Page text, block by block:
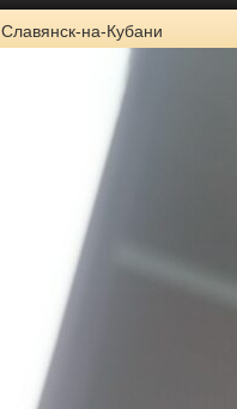
Личные фото
Славянск-на-Кубани